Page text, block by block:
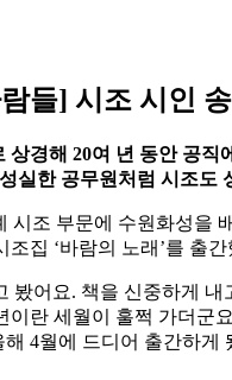
들] 시조 시인
상경해 20여 년 동안 공
실한 공무원처럼 시조
시조 부문에 수원화성을
조집 ‘바람의 노래’를 출간
봤어요. 책을 신중하게
이란 세월이 훌쩍 가더군
4월에 드디어 출간하게